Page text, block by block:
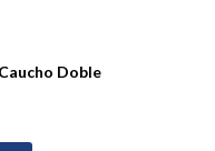
Doble